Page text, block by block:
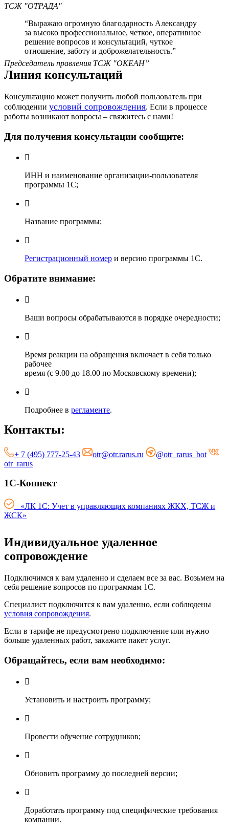
ТСЖ "ОТРАДА"
“Выражаю огромную благодарность Александру
за высоко профессиональное, четкое, оперативное
решение вопросов и консультаций, чуткое
отношение, заботу и доброжелательность.”
Председатель правления ТСЖ "ОКЕАН”
Линия консультаций
Консультацию может получить любой пользователь при
соблюдении условий сопровождения. Если в процессе
работы возникают вопросы – свяжитесь с нами!
Для получения консультации сообщите:
ИНН и наименование организации-пользователя
программы 1С;
Название программы;
Регистрационный номер и версию программы 1С.
Обратите внимание:
Ваши вопросы обрабатываются в порядке очередности;
Время реакции на обращения включает в себя только
рабочее
время (с 9.00 до 18.00 по Московскому времени);
Подробнее в регламенте.
Контакты:
+ 7 (495) 777-25-43 otr@otr.rarus.ru
@otr_rarus_bot
otr_rarus
1С-Коннект
«ЛК 1С: Учет в управляющих компаниях ЖКХ, ТСЖ и
ЖСК»
Индивидуальное удаленное
сопровождение
Подключимся к вам удаленно и сделаем все за вас. Возьмем на
себя решение вопросов по программам 1С.
Специалист подключится к вам удаленно, если соблюдены
условия сопровождения.
Если в тарифе не предусмотрено подключение или нужно
больше удаленных работ, закажите пакет услуг.
Обращайтесь, если вам необходимо:
Установить и настроить программу;
Провести обучение сотрудников;
Обновить программу до последней версии;
Доработать программу под специфические требования
компании.